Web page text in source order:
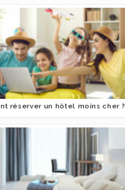
réserver un hôtel moins cher ?